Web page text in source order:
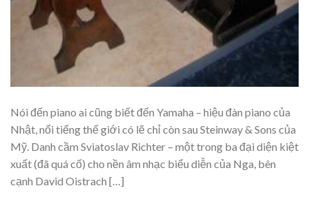
Nói đến piano ai cũng biết đến Yamaha – hiệu đàn piano của
Nhật, nổi tiếng thế giới có lẽ chỉ còn sau Steinway & Sons của
Mỹ. Danh cầm Sviatoslav Richter – một trong ba đại diện kiệt
xuất (đã quá cố) cho nền âm nhạc biểu diễn của Nga, bên
cạnh David Oistrach […]